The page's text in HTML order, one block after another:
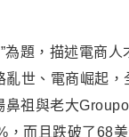
為題，描述電商
亂世 、 電商崛起 ，
鼻祖與老大
，而且跌破了68